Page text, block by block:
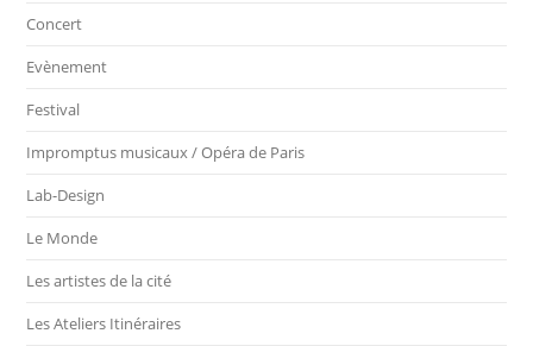
Concert
Evènement
Festival
Impromptus musicaux / Opéra de Paris
Lab-Design
Le Monde
Les artistes de la cité
Les Ateliers Itinéraires